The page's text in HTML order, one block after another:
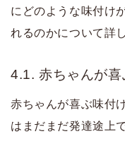
にどのような味付け
れるのかについて詳
4.1. 赤ちゃんが
赤ちゃんが喜ぶ味付
はまだまだ発達途上